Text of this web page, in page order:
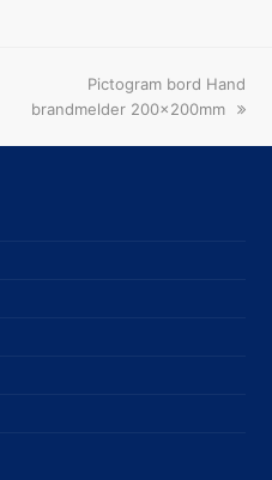
next
post:
Pictogram bord Hand
brandmelder 200x200mm